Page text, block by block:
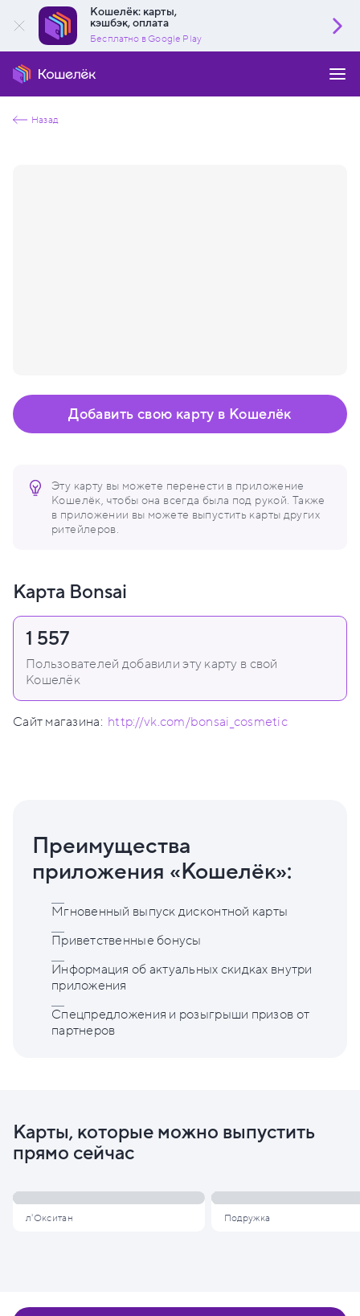
Кошелёк: карты,
кэшбэк, оплата
Бесплатно в Google Play
Назад
Эту карту вы можете перенести в приложение
Кошелёк, чтобы она всегда была под рукой. Также
в приложении вы можете выпустить карты других
ритейлеров.
Добавить свою карту в Кошелёк
Карта Bonsai
1 557
Пользователей добавили эту карту в свой
Кошелёк
Сайт магазина: http://vk.com/bonsai_cosmetic
Преимущества
приложения «Кошелёк»:
Мгновенный выпуск дисконтной карты
Приветственные бонусы
Информация об актуальных скидках внутри
приложения
Спецпредложения и розыгрыши призов от
партнеров
Карты, которые можно выпустить
прямо сейчас
л'Окситан Подружка